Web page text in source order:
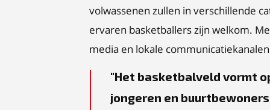
volwassenen zullen in verschillende
ervaren basketballers zijn welkom.
media en lokale
Het basketbalveld vormt
jongeren en